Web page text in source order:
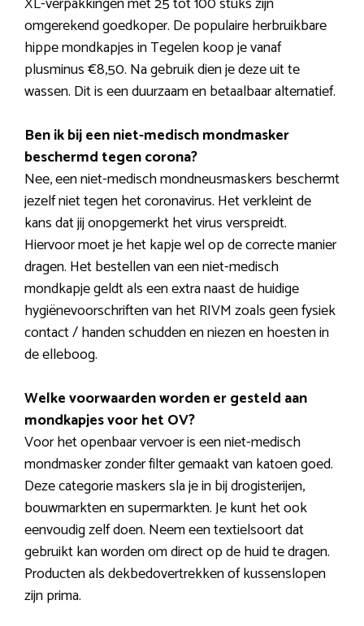
omgerekend goedkoper. De populaire herbruikbare
hippe mondkapjes in Tegelen koop je vanaf
plusminus €8,50. Na gebruik dien je deze uit te
wassen. Dit is een duurzaam en betaalbaar alternatief.
Ben ik bij een niet-medisch mondmasker
beschermd tegen corona?
Nee, een niet-medisch mondneusmaskers beschermt
jezelf niet tegen het coronavirus. Het verkleint de
kans dat jij onopgemerkt het virus verspreidt.
Hiervoor moet je het kapje wel op de correcte manier
dragen. Het bestellen van een niet-medisch
mondkapje geldt als een extra naast de huidige
hygiënevoorschriften van het RIVM zoals geen fysiek
contact / handen schudden en niezen en hoesten in
de elleboog.
Welke voorwaarden worden er gesteld aan
mondkapjes voor het OV?
Voor het openbaar vervoer is een niet-medisch
mondmasker zonder filter gemaakt van katoen goed.
Deze categorie maskers sla je in bij drogisterijen,
bouwmarkten en supermarkten. Je kunt het ook
eenvoudig zelf doen. Neem een textielsoort dat
gebruikt kan worden om direct op de huid te dragen.
Producten als dekbedovertrekken of kussenslopen
zijn prima.